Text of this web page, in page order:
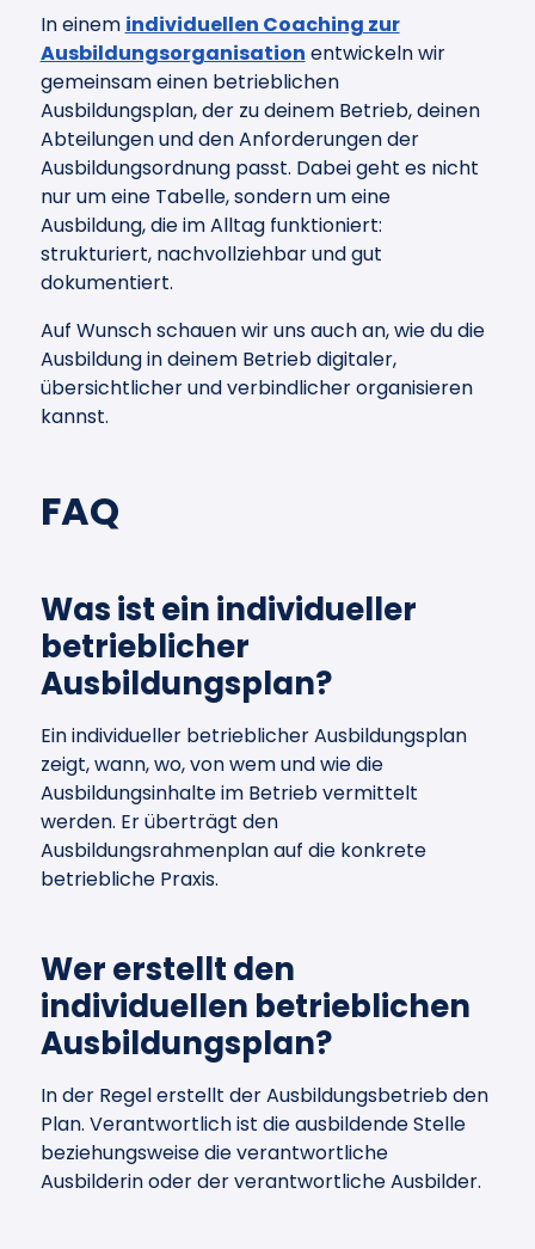
In einem individuellen Coaching zur
Ausbildungsorganisation entwickeln wir
gemeinsam einen betrieblichen
Ausbildungsplan, der zu deinem Betrieb, deinen
Abteilungen und den Anforderungen der
Ausbildungsordnung passt. Dabei geht es nicht
nur um eine Tabelle, sondern um eine
Ausbildung, die im Alltag funktioniert:
strukturiert, nachvollziehbar und gut
dokumentiert.
Auf Wunsch schauen wir uns auch an, wie du die
Ausbildung in deinem Betrieb digitaler,
übersichtlicher und verbindlicher organisieren
kannst.
FAQ
Was ist ein individueller
betrieblicher
Ausbildungsplan?
Ein individueller betrieblicher Ausbildungsplan
zeigt, wann, wo, von wem und wie die
Ausbildungsinhalte im Betrieb vermittelt
werden. Er überträgt den
Ausbildungsrahmenplan auf die konkrete
betriebliche Praxis.
Wer erstellt den
individuellen betrieblichen
Ausbildungsplan?
In der Regel erstellt der Ausbildungsbetrieb den
Plan. Verantwortlich ist die ausbildende Stelle
beziehungsweise die verantwortliche
Ausbilderin oder der verantwortliche Ausbilder.